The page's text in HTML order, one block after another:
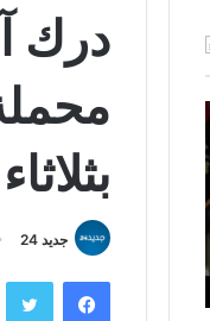
درك
جديد 24
فيسبوك